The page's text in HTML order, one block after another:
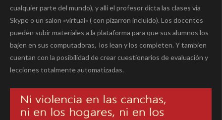
cualquier parte del mundo), y alli el profesor dicta las clases via
Skype o un salon «virtual» ( con pizarron incluido). Los docentes
pueden subir materiales a la plataforma para que sus alumnos los
bajen en sus computadoras, los lean y los completen. Y tambien
cuentan con la posibilidad de crear cuestionarios de evaluación y
lecciones totalmente automatizadas.